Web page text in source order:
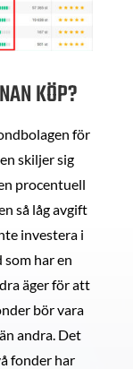
KÖP?
för
skiljer sig
procentuell
så låg avgift
investera i
har en
äger för att
bör vara
andra. Det
fonder har